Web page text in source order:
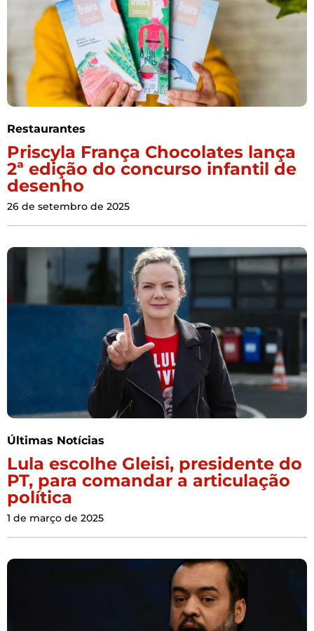
Restaurantes
Priscyla França Chocolates lança
2ª edição do concurso infantil de
desenho
26 de setembro de 2025
Últimas Notícias
Lula escolhe Gleisi, presidente do
PT, para comandar a articulação
política
1 de março de 2025